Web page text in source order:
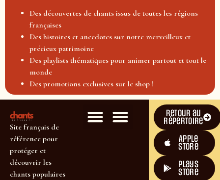
Des découvertes de chants issus de toutes les régions
françaises
Des histoires et anecdotes sur notre merveilleux et
précieux patrimoine
Des playlists thématiques pour animer partout et tout le
monde
Des promotions exclusives sur le shop !
Site français de
référence pour
protéger et
découvrir les
chants populaires
Retour au
répertoire
Apple
Store
plays
store